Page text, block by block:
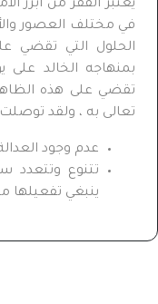
يعتبر الفقر من أبرز
في مختلف العصور
الحلول التي تقضي
بمنهاجه الخالد على
تقضي على هذه
تعالى به ، ولقد توصلت
عدم وجود
تتنوع وتتعدد
ينبغي تفعيلها